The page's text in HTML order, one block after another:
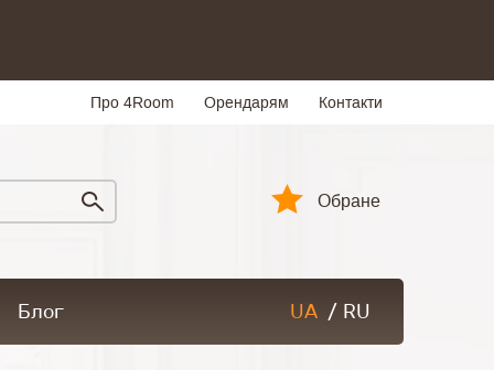
Про 4Room Орендарям Контакти
Обране
Блог UA / RU